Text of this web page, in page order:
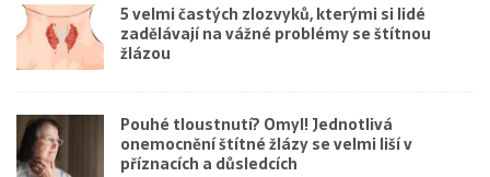
5 velmi častých zlozvyků, kterými si lidé
zadělávají na vážné problémy se štítnou
žlázou
Pouhé tloustnutí? Omyl! Jednotlivá
onemocnění štítné žlázy se velmi liší v
příznacích a důsledcích